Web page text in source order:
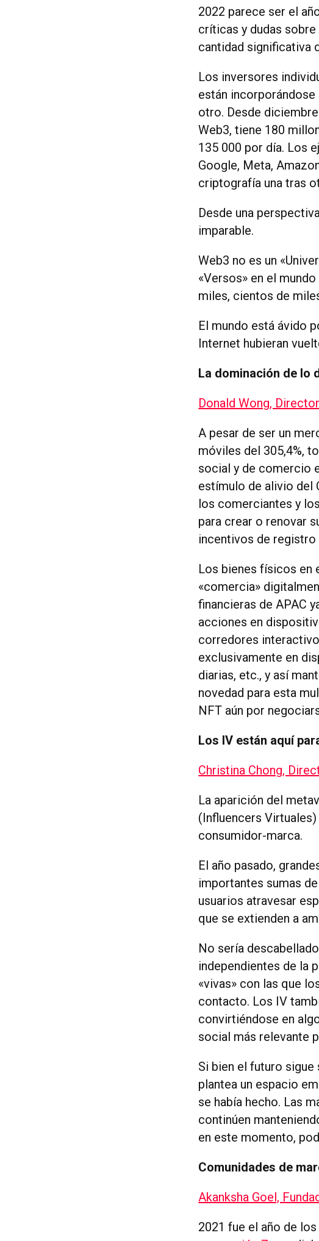
2022 parece ser el
críticas y dudas
cantidad significativa
Los inversores
están
otro. Desde
Web3, tiene 180
135 000 por día. Los
Google, Meta,
criptografía una tras
Desde una
imparable.
Web3 no es un
«Versos» en el
miles, cientos de
El mundo está ávido
Internet hubieran
La dominación de lo
Donald Wong,
A pesar de ser un
móviles del 305,4%,
social y de comercio
estímulo de alivio del
los comerciantes y
para crear o renovar
incentivos de registro
Los bienes físicos en
«comercia»
financieras de APAC
acciones en
corredores
exclusivamente en
diarias, etc., y así
novedad para esta
NFT aún por
Los IV están aquí
Christina Chong,
La aparición del
(Influencers
consumidor-marca.
El año pasado,
importantes sumas
usuarios atravesar
que se extienden a
No sería
independientes de la
«vivas» con las que
contacto. Los IV
convirtiéndose en
social más relevante
Si bien el futuro sigue
plantea un espacio
se había hecho. Las
continúen
en este momento,
Comunidades de
Akanksha Goel,
2021 fue el año de